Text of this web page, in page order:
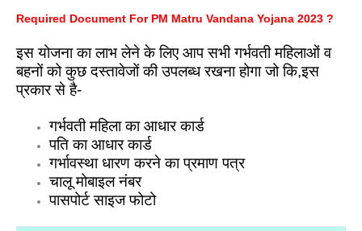
Required Document For PM Matru Vandana Yojana 2023 ?
इस योजना का लाभ लेने के लिए आप सभी गर्भवती महिलाओं व
बहनों को कुछ दस्तावेजों की उपलब्ध रखना होगा जो कि,इस
प्रकार से है-
गर्भवती महिला का आधार कार्ड
पति का आधार कार्ड
गर्भावस्था धारण करने का प्रमाण पत्र
चालू मोबाइल नंबर
पासपोर्ट साइज फोटो